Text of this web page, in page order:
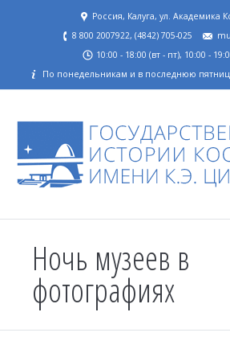
Россия, Калуга, ул. Академика
8 800 2007922, (4842) 705-025
10:00 - 18:00 (вт - пт), 10:00 -
По понедельникам и в последнюю
Ночь музеев в
фотографиях